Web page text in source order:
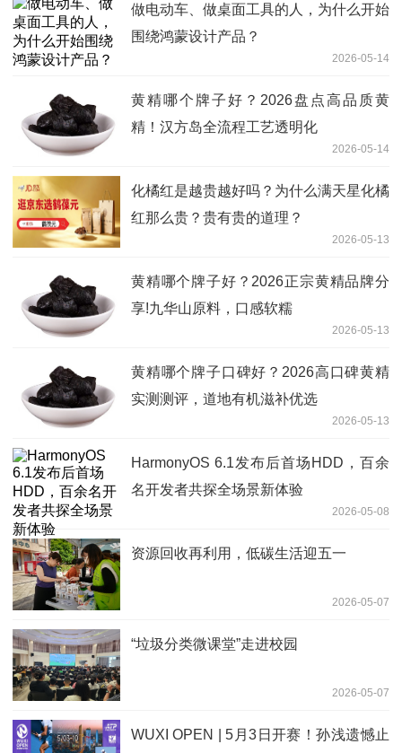
做电动车、做桌面工具的人，为什么开始
围绕鸿蒙设计产品？
2026-05-14
黄精哪个牌子好？2026盘点高品质黄
精！汉方岛全流程工艺透明化
2026-05-14
化橘红是越贵越好吗？为什么满天星化橘
红那么贵？贵有贵的道理？
2026-05-13
黄精哪个牌子好？2026正宗黄精品牌分
享!九华山原料，口感软糯
2026-05-13
黄精哪个牌子口碑好？2026高口碑黄精
实测测评，道地有机滋补优选
2026-05-13
HarmonyOS 6.1发布后首场HDD，百余
名开发者共探全场景新体验
2026-05-08
资源回收再利用，低碳生活迎五一
2026-05-07
“垃圾分类微课堂”走进校园
2026-05-07
WUXI OPEN | 5月3日开赛！孙浅遗憾止